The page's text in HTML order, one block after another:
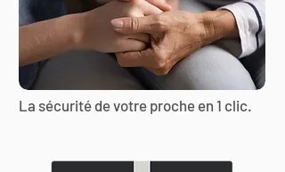
La sécurité de votre proche en 1 clic.